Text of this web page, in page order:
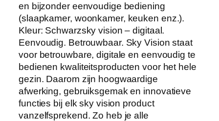
en bijzonder eenvoudige bediening
(slaapkamer, woonkamer, keuken enz.).
Kleur: Schwarzsky vision – digitaal.
Eenvoudig. Betrouwbaar. Sky Vision staat
voor betrouwbare, digitale en eenvoudig te
bedienen kwaliteitsproducten voor het hele
gezin. Daarom zijn hoogwaardige
afwerking, gebruiksgemak en innovatieve
functies bij elk sky vision product
vanzelfsprekend. Zo heb je alle